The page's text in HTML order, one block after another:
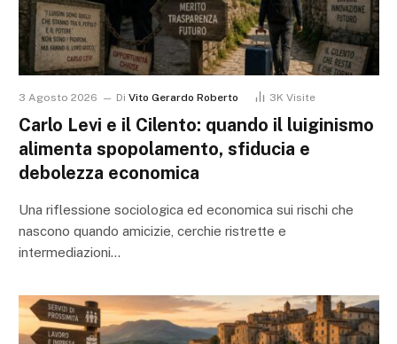
3 Agosto 2026 Di Vito Gerardo Roberto 3K Visite
Carlo Levi e il Cilento: quando il luiginismo
alimenta spopolamento, sfiducia e
debolezza economica
Una riflessione sociologica ed economica sui rischi che
nascono quando amicizie, cerchie ristrette e
intermediazioni…